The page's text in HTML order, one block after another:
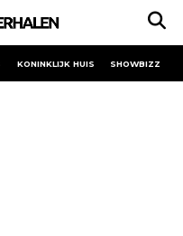
KONINKLIJK HUIS SHOWBIZZ